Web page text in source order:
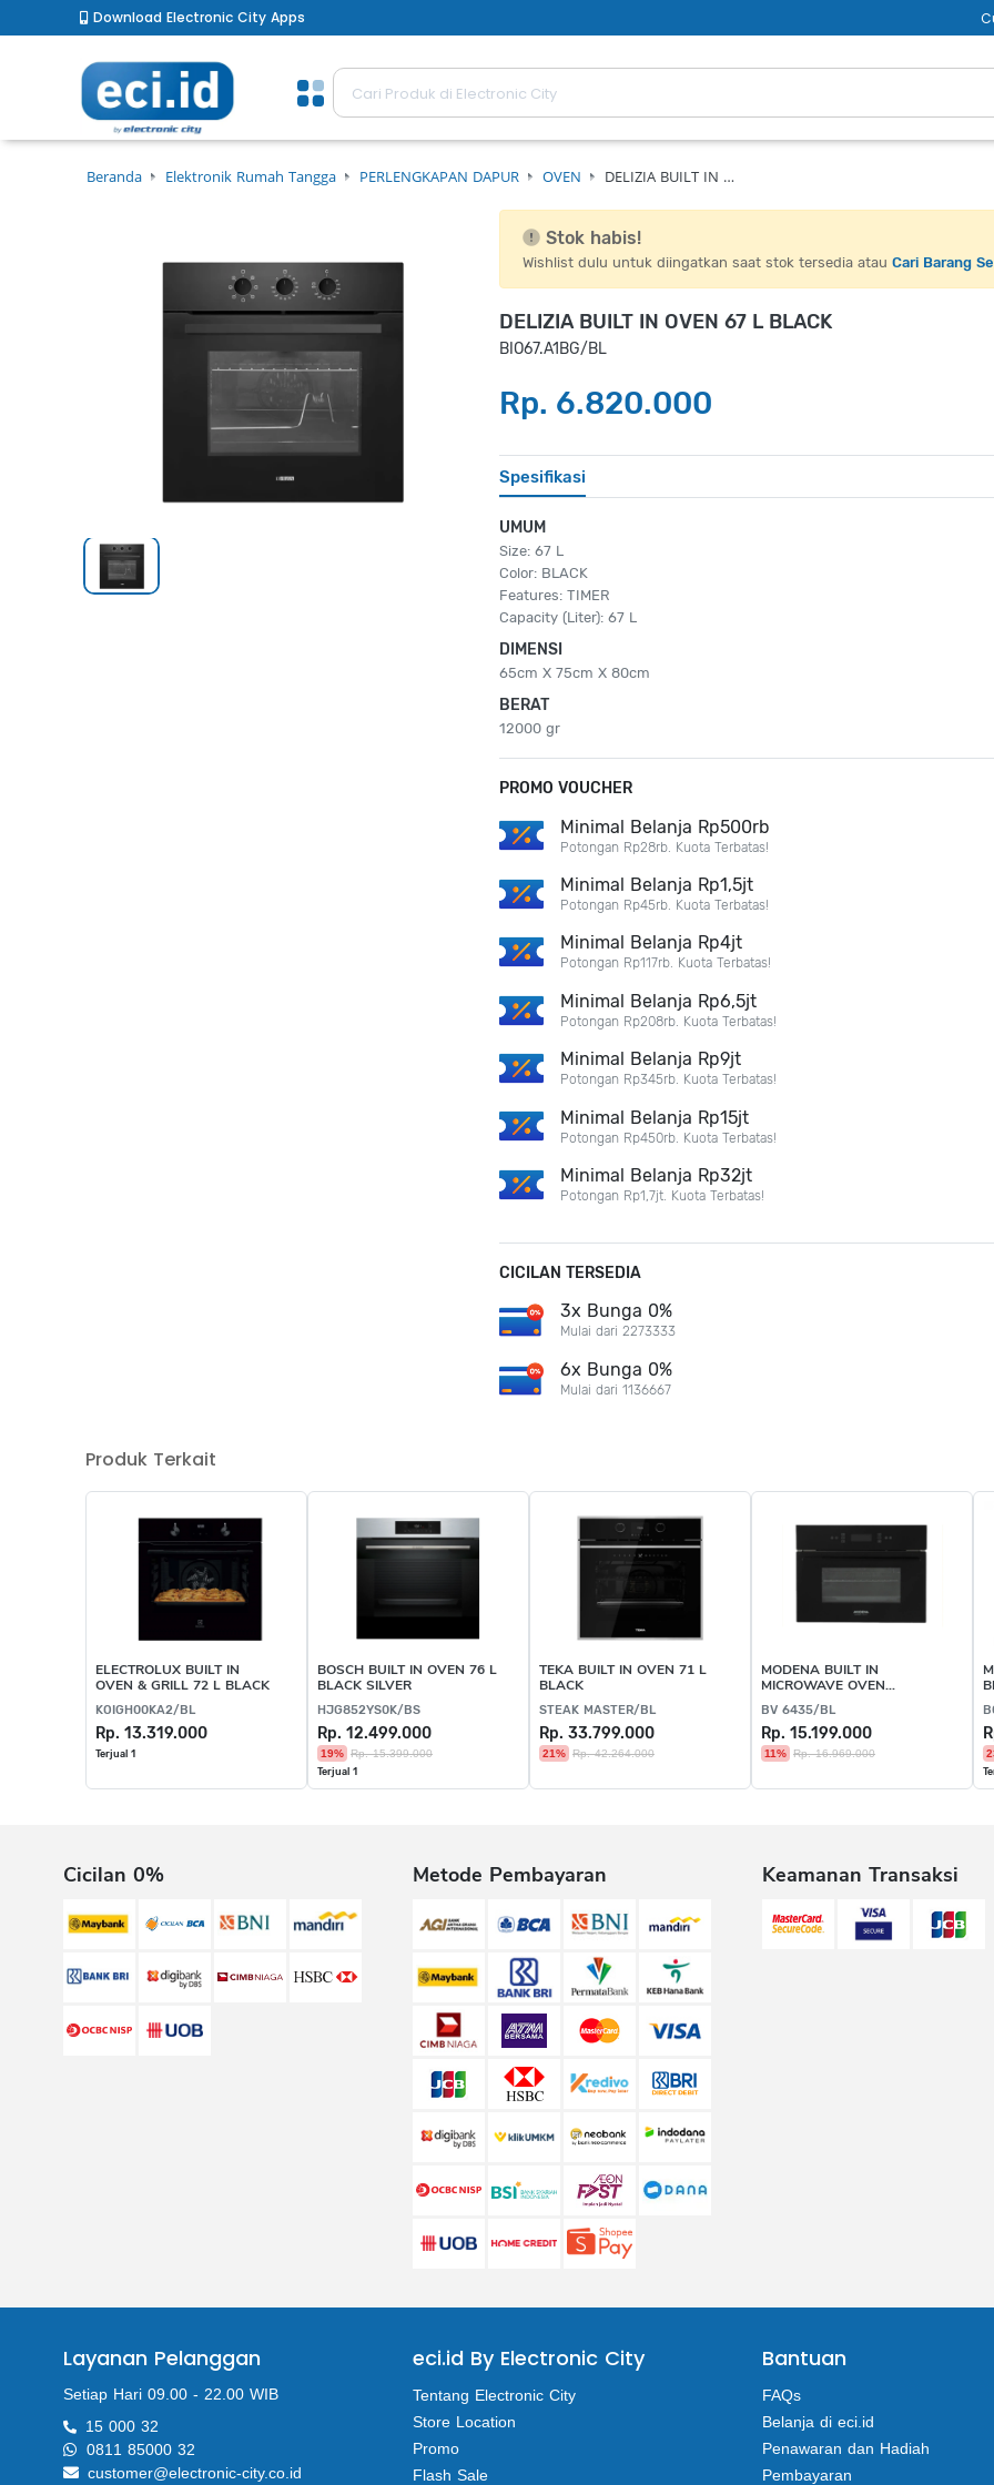
Download Electronic City Apps
Beranda Elektronik Rumah Tangga PERLENGKAPAN DAPUR OVEN DELIZIA BUILT IN …
Stok habis!
Wishlist dulu untuk diingatkan saat stok tersedia atauCari Barang
DELIZIA BUILT IN OVEN 67 L BLACK
BIO67.A1BG/BL
Rp. 6.820.000
Spesifikasi
UMUM
Size: 67 L
Color: BLACK
Features: TIMER
Capacity (Liter): 67 L
DIMENSI
65cm X 75cm X 80cm
BERAT
12000 gr
PROMO VOUCHER
Minimal Belanja Rp500rb
Potongan Rp28rb. Kuota Terbatas!
Minimal Belanja Rp1,5jt
Potongan Rp45rb. Kuota Terbatas!
Minimal Belanja Rp4jt
Potongan Rp117rb. Kuota Terbatas!
Minimal Belanja Rp6,5jt
Potongan Rp208rb. Kuota Terbatas!
Minimal Belanja Rp9jt
Potongan Rp345rb. Kuota Terbatas!
Minimal Belanja Rp15jt
Potongan Rp450rb. Kuota Terbatas!
Minimal Belanja Rp32jt
Potongan Rp1,7jt. Kuota Terbatas!
CICILAN TERSEDIA
3x Bunga 0%
Mulai dari 2273333
6x Bunga 0%
Mulai dari 1136667
Produk Terkait
ELECTROLUX BUILT IN
OVEN & GRILL 72 L BLACK
KOIGH00KA2/BL
Rp. 13.319.000
Terjual 1
BOSCH BUILT IN OVEN 76 L
BLACK SILVER
HJG852YS0K/BS
Rp. 12.499.000
19% Rp. 15.399.000
Terjual 1
TEKA BUILT IN OVEN 71 L
BLACK
STEAK MASTER/BL
Rp. 33.799.000
21% Rp. 42.264.000
MODENA BUILT IN
MICROWAVE OVEN
ELECTRIC BLACK
BV 6435/BL
Rp. 15.199.000
11% Rp. 16.969.000
Cicilan 0% Metode Pembayaran Keamanan Transaksi
Layanan Pelanggan
Setiap Hari 09.00 - 22.00 WIB
15 000 32
0811 85000 32
customer@electronic-city.co.id
eci.id By Electronic City
Tentang Electronic City
Store Location
Promo
Flash Sale
Bantuan
FAQs
Belanja di eci.id
Penawaran dan Hadiah
Pembayaran